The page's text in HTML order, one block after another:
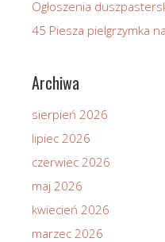
Ogłoszenia
45 Piesza pielgrzymka
Archiwa
sierpień 2026
lipiec 2026
czerwiec 2026
maj 2026
kwiecień 2026
marzec 2026